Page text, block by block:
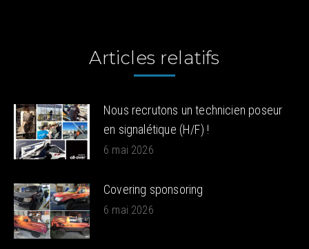
Articles relatifs
Nous recrutons un technicien poseur
en signalétique (H/F) !
6 mai 2026
Covering sponsoring
6 mai 2026